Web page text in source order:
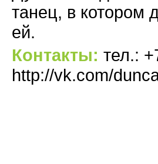
танец, в котором
ей.
Контакты: тел.:
http://vk.com/